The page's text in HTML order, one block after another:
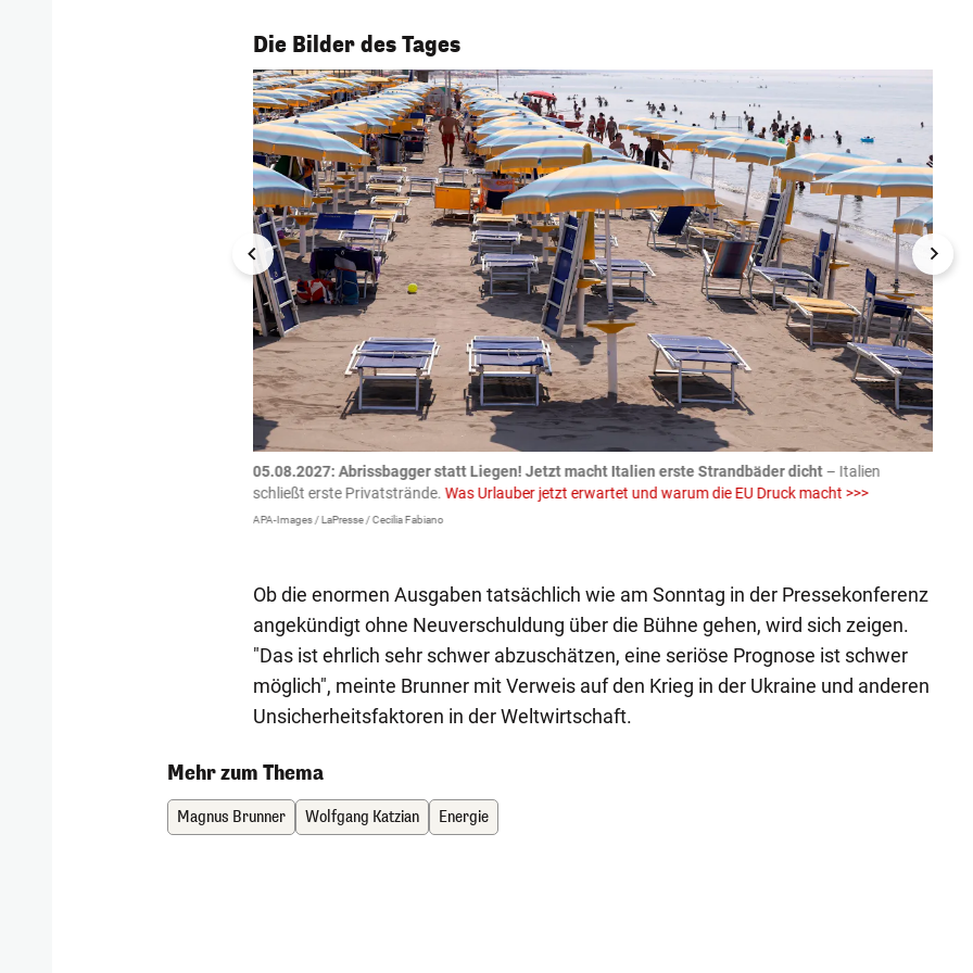
Die Bilder des Tages
1/53
05.08.2027: Abrissbagger statt Liegen! Jetzt macht Italien erste Strandbäder dicht– Italien
schließt erste Privatstrände.Was Urlauber jetzt erwartet und warum die EU Druck macht >>>
APA-Images / LaPresse / Cecilia Fabiano
Ob die enormen Ausgaben tatsächlich wie am Sonntag in der Pressekonferenz
angekündigt ohne Neuverschuldung über die Bühne gehen, wird sich zeigen.
"Das ist ehrlich sehr schwer abzuschätzen, eine seriöse Prognose ist schwer
möglich", meinte Brunner mit Verweis auf den Krieg in der Ukraine und anderen
Unsicherheitsfaktoren in der Weltwirtschaft.
Mehr zum Thema
Magnus Brunner Wolfgang Katzian Energie